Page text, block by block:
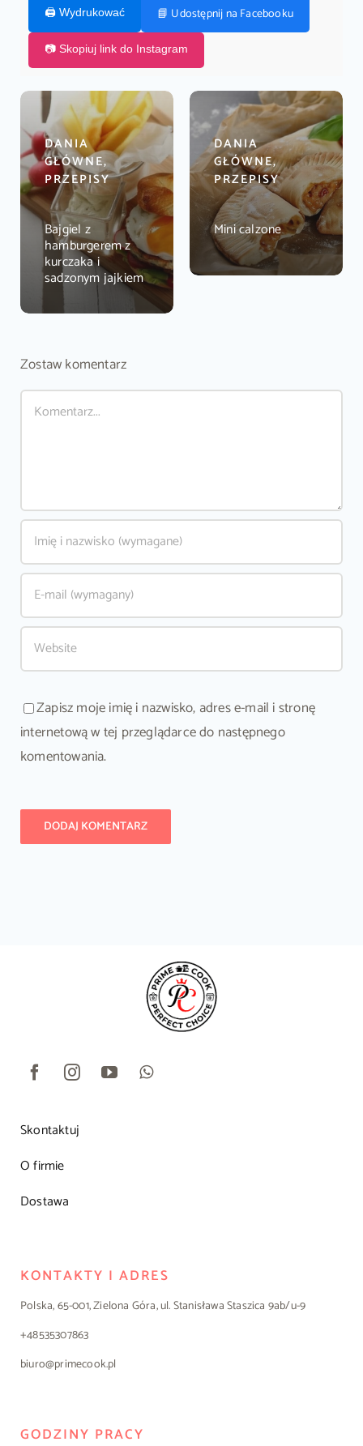
🖨️ Wydrukować 📘 Udostępnij na Facebooku
📷 Skopiuj link do Instagram
DANIA
GŁÓWNE,
PRZEPISY
Bajgiel z
hamburgerem z
kurczaka i
sadzonym jajkiem
DANIA
GŁÓWNE,
PRZEPISY
Mini calzone
Zostaw komentarz
Comment
Zapisz moje imię i nazwisko, adres e-mail i stronę
internetową w tej przeglądarce do następnego
komentowania.
Skontaktuj
O firmie
Dostawa
KONTAKTY I ADRES
Polska, 65-001, Zielona Góra, ul. Stanisława Staszica 9ab/u-9
+48535307863
biuro@primecook.pl
GODZINY PRACY